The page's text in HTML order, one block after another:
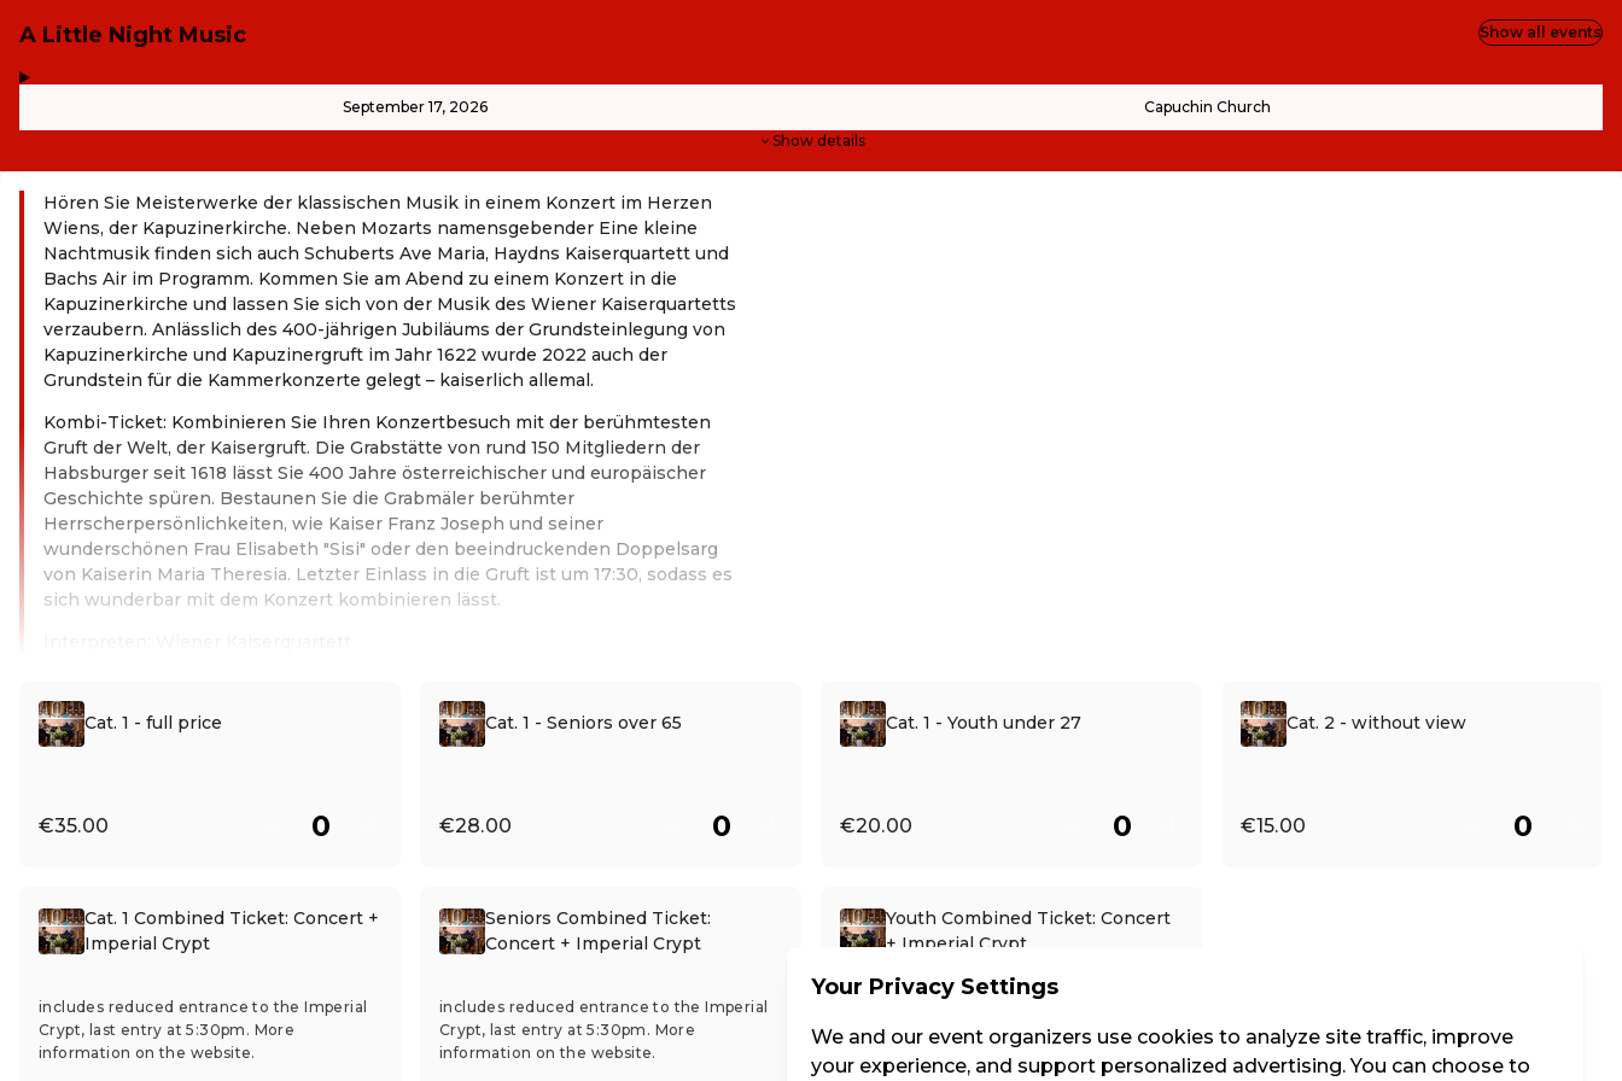
A Little Night Music
September 17, 2026 Capuchin Church
Show details
Show all events
Hören Sie Meisterwerke der klassischen Musik in einem Konzert im Herzen
Wiens, der Kapuzinerkirche. Neben Mozarts namensgebender Eine kleine
Nachtmusik finden sich auch Schuberts Ave Maria, Haydns Kaiserquartett und
Bachs Air im Programm. Kommen Sie am Abend zu einem Konzert in die
Kapuzinerkirche und lassen Sie sich von der Musik des Wiener Kaiserquartetts
verzaubern. Anlässlich des 400-jährigen Jubiläums der Grundsteinlegung von
Kapuzinerkirche und Kapuzinergruft im Jahr 1622 wurde 2022 auch der
Grundstein für die Kammerkonzerte gelegt – kaiserlich allemal.
Kombi-Ticket: Kombinieren Sie Ihren Konzertbesuch mit der berühmtesten
Gruft der Welt, der Kaisergruft. Die Grabstätte von rund 150 Mitgliedern der
Habsburger seit 1618 lässt Sie 400 Jahre österreichischer und europäischer
Geschichte spüren. Bestaunen Sie die Grabmäler berühmter
Herrscherpersönlichkeiten, wie Kaiser Franz Joseph und seiner
wunderschönen Frau Elisabeth "Sisi" oder den beeindruckenden Doppelsarg
von Kaiserin Maria Theresia. Letzter Einlass in die Gruft ist um 17:30, sodass es
sich wunderbar mit dem Konzert kombinieren lässt.
Cat. 1 - full price
€35.00
Cat. 1 - Seniors over 65
€28.00
Cat. 1 - Youth under 27
€20.00
Cat. 2 - without view
€15.00
Cat. 1 Combined Ticket: Concert +
Imperial Crypt
includes reduced entrance to the Imperial
Crypt, last entry at 5:30pm. More
information on the website.
Seniors Combined Ticket:
Concert + Imperial Crypt
includes reduced entrance to the Imperial
Crypt, last entry at 5:30pm. More
information on the website.
Youth Combined Ticket: Concert
+ Imperial Crypt
Crypt, last entry at 5:30pm. More
information on the website.
Your Privacy Settings
We and our event organizers use cookies to analyze site traffic, improve
your experience, and support personalized advertising. You can choose to